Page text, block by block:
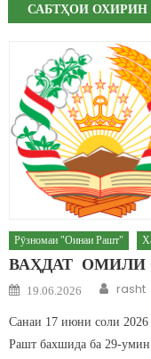
САБТҲОИ ОХИРИН
Рӯзномаи "Оинаи Рашт"
ВАҲДАТ ОМИЛИ
Posted on
19.06.2026 Author
rasht
Санаи 17 июни соли
Рашт бахшида ба 29-